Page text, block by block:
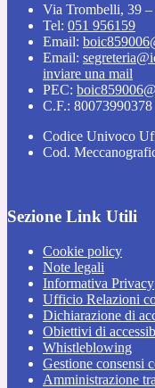
Via Trombelli, 39 –
Tel: 051 956159
Email:
Email:
inviare una mail
PEC:
C.F.: 80073990378
Codice Univoco
Cod.
Sezione Link Utili
Cookie policy
Note legali
Informativa Privacy
Ufficio Relazioni
Dichiarazione di
Obiettivi di
Whistleblowing
Gestione consensi
Amministrazione